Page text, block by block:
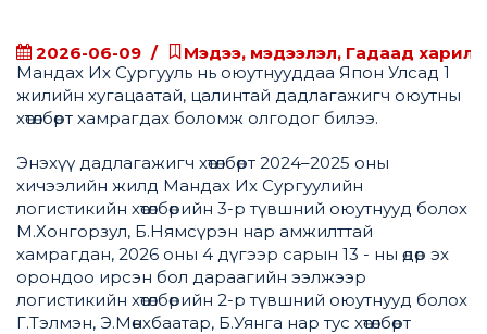
2026-06-09
Мэдээ, мэдээлэл, Гадаад
Мандах Их Сургууль нь оюутнууддаа Япон Улсад 1
жилийн хугацаатай, цалинтай дадлагажигч оюутны
хөтөлбөрт хамрагдах боломж олгодог билээ.
Энэхүү дадлагажигч хөтөлбөрт 2024–2025 оны
хичээлийн жилд Мандах Их Сургуулийн
логистикийн хөтөлбөрийн 3-р түвшний оюутнууд болох
М.Хонгорзул, Б.Нямсүрэн нар амжилттай
хамрагдан, 2026 оны 4 дүгээр сарын 13 - ны өдөр эх
орондоо ирсэн бол дараагийн ээлжээр
логистикийн хөтөлбөрийн 2-р түвшний оюутнууд болох
Г.Тэлмэн, Э.Мөнхбаатар, Б.Уянга нар тус хөтөлбөрт